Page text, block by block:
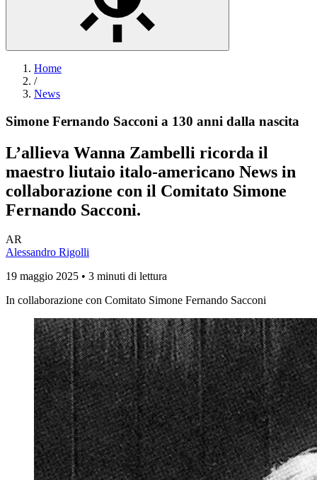
Home
/
News
Simone Fernando Sacconi a 130 anni dalla nascita
L’allieva Wanna Zambelli ricorda il
maestro liutaio italo-americano News in
collaborazione con il Comitato Simone
Fernando Sacconi.
AR
Alessandro Rigolli
19 maggio 2025 • 3 minuti di lettura
In collaborazione con Comitato Simone Fernando Sacconi